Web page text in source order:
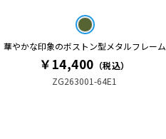
華やかな印象のボストン型メタルフレーム
￥14,400 （税込）
ZG263001-64E1